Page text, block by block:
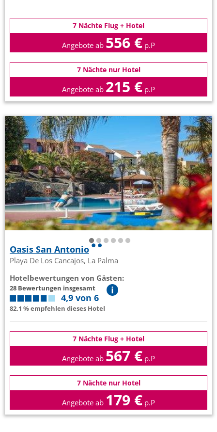
7 Nächte Flug + Hotel
Angebote ab 556 € p.P
7 Nächte nur Hotel
Angebote ab 215 € p.P
Oasis San Antonio
Playa De Los Cancajos, La Palma
Hotelbewertungen von Gästen:
28 Bewertungen insgesamt
4,9 von 6
82.1 % empfehlen dieses Hotel
7 Nächte Flug + Hotel
Angebote ab 567 € p.P
7 Nächte nur Hotel
Angebote ab 179 € p.P